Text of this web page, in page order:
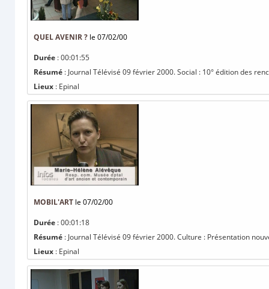
QUEL AVENIR ? le 07/02/00
Durée : 00:01:55
Résumé : Journal Télévisé 09 février 2000. Social : 10° édition des
Lieux : Epinal
MOBIL'ART le 07/02/00
Durée : 00:01:18
Résumé : Journal Télévisé 09 février 2000. Culture : Présentation
Lieux : Epinal